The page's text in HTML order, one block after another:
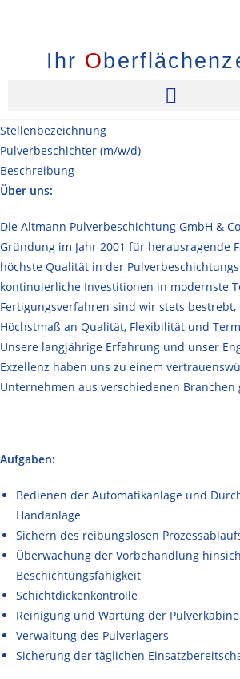
Ihr O
Stellenbezeichnung
Pulverbeschichter (m/w/d)
Beschreibung
Über uns:
Die Altmann Pulverbeschichtung GmbH &
Gründung im Jahr 2001 für herausragende
höchste Qualität in der
kontinuierliche Investitionen in modernste
Fertigungsverfahren sind wir stets
Höchstmaß an Qualität, Flexibilität und
Unsere langjährige Erfahrung und unser
Exzellenz haben uns zu einem
Unternehmen aus verschiedenen Branchen
Aufgaben:
Bedienen der Automatikanlage und
Handanlage
Sichern des reibungslosen
Überwachung der Vorbehandlung
Beschichtungsfähigkeit
Schichtdickenkontrolle
Reinigung und Wartung der
Verwaltung des Pulverlagers
Sicherung der täglichen